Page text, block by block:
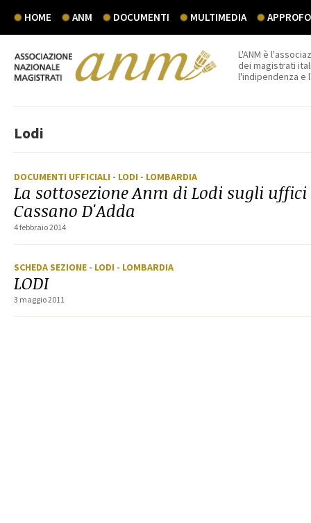
HOME ANM DOCUMENTI MULTIMEDIA
L'ANM è
dei magistrati
l'indipendenza e
Lodi
DOCUMENTI UFFICIALI - LODI - LOMBARDIA
La sottosezione Anm di Lodi sugli
Cassano D'Adda
4 febbraio 2014
SCHEDA SEZIONE - LODI - LOMBARDIA
LODI
3 maggio 2011